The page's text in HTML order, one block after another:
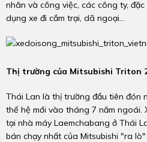
nhân và công việc, các công ty,
dụng xe đi cắm trại, dã ngoại…
Thị trường của Mitsubishi Triton
Thái Lan là thị trường đầu tiên đón
thế hệ mới vào tháng 7 năm ngoái.
tại nhà máy Laemchabang ở Thái
bán chạy nhất của Mitsubishi "ra